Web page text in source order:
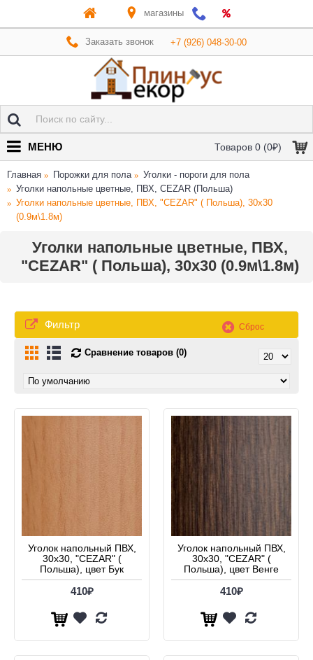
магазины
Заказать звонок +7 (926) 048-30-00
Товаров 0 (0₽)
МЕНЮ
Главная Порожки для пола
Уголки - пороги для пола
Уголки напольные цветные, ПВХ, CEZAR (Польша)
Уголки напольные цветные, ПВХ, "CEZAR" ( Польша), 30x30
(0.9м\1.8м)
Уголки напольные цветные, ПВХ,
"CEZAR" ( Польша), 30x30 (0.9м\1.8м)
Фильтр Сброс
Сравнение товаров (0)
Уголок напольный ПВХ,
30х30, "CEZAR" (
Польша), цвет Бук
410₽
Уголок напольный ПВХ,
30х30, "CEZAR" (
Польша), цвет Венге
410₽